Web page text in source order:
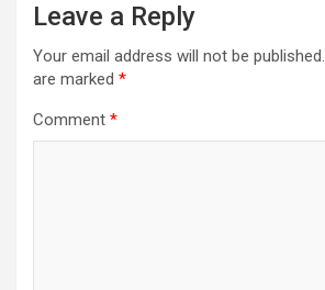
Leave a Reply
Your email address will not be published.
are marked *
Comment *